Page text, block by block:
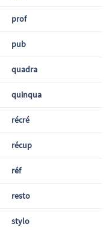
prof
pub
quadra
quinqua
récré
récup
réf
resto
stylo